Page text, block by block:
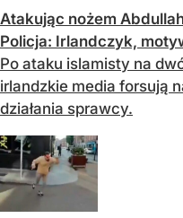
Atakując nożem
Policja: Irlandczyk,
Po ataku islamisty na
irlandzkie media forsują
działania sprawcy.